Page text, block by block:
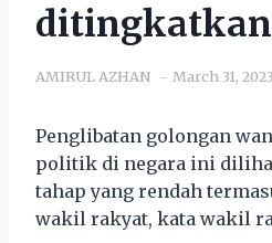
AMIRUL AZHAN March 31, 2023
Penglibatan golongan
politik di negara ini
tahap yang rendah
wakil rakyat, kata wakil